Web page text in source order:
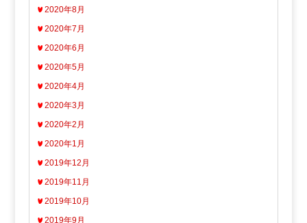
2020年8月
2020年7月
2020年6月
2020年5月
2020年4月
2020年3月
2020年2月
2020年1月
2019年12月
2019年11月
2019年10月
2019年9月